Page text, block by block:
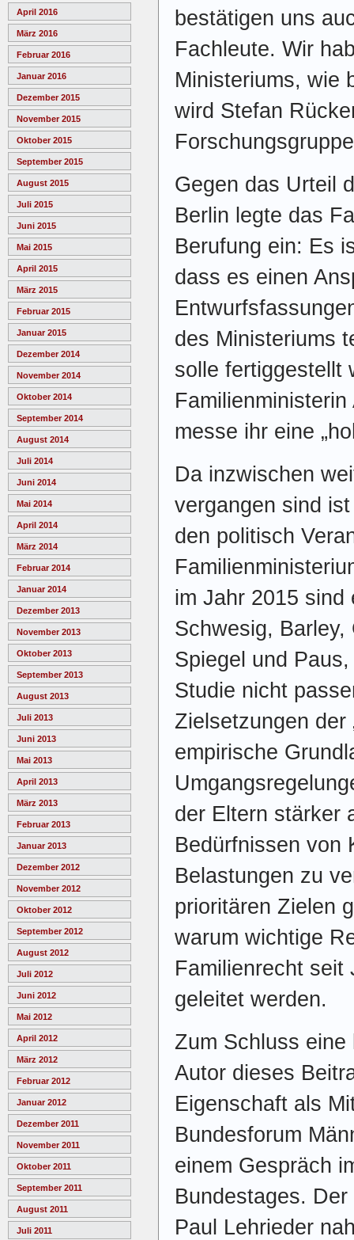
April 2016
März 2016
Februar 2016
Januar 2016
Dezember 2015
November 2015
Oktober 2015
September 2015
August 2015
Juli 2015
Juni 2015
Mai 2015
April 2015
März 2015
Februar 2015
Januar 2015
Dezember 2014
November 2014
Oktober 2014
September 2014
August 2014
Juli 2014
Juni 2014
Mai 2014
April 2014
März 2014
Februar 2014
Januar 2014
Dezember 2013
November 2013
Oktober 2013
September 2013
August 2013
Juli 2013
Juni 2013
Mai 2013
April 2013
März 2013
Februar 2013
Januar 2013
Dezember 2012
November 2012
Oktober 2012
September 2012
August 2012
Juli 2012
Juni 2012
Mai 2012
April 2012
März 2012
Februar 2012
Januar 2012
Dezember 2011
November 2011
Oktober 2011
September 2011
August 2011
Juli 2011
bestätigen uns
Fachleute. Wir
Ministeriums, wie
wird Stefan
Gegen das Urteil
Berlin legte das
Berufung ein: Es
dass es einen
des Ministeriums
solle fertiggestellt
messe ihr eine
Da inzwischen
vergangen sind
den politisch
im Jahr 2015 sind
Schwesig,
Spiegel und
Studie nicht
Zielsetzungen der
empirische
der Eltern stärker
Bedürfnissen von
Belastungen zu
prioritären Zielen
warum wichtige
Familienrecht seit
geleitet werden.
Zum Schluss
Autor dieses
Eigenschaft als
Bundesforum
einem Gespräch
Bundestages.
Paul Lehrieder